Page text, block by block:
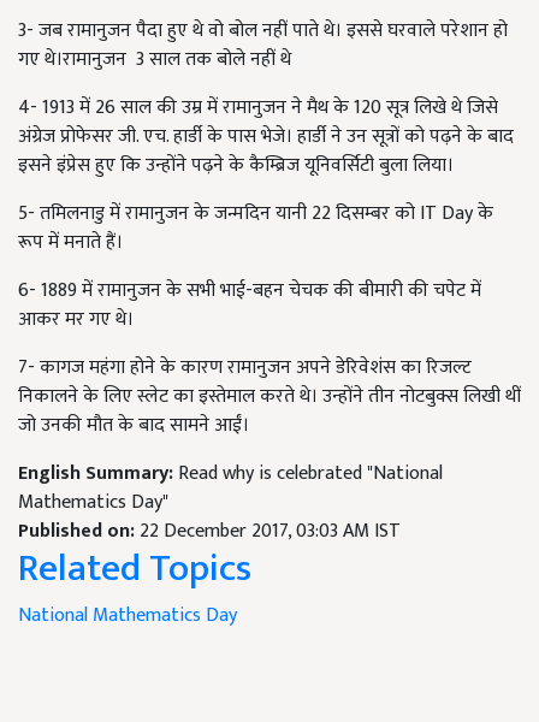
3- जब रामानुजन पैदा हुए थे वो बोल नहीं पाते थे। इससे घरवाले परेशान हो
गए थे।रामानुजन 3 साल तक बोले नहीं थे
4- 1913 में 26 साल की उम्र में रामानुजन ने मैथ के 120 सूत्र लिखे थे जिसे
अंग्रेज प्रोफेसर जी. एच. हार्डी के पास भेजे। हार्डी ने उन सूत्रों को पढ़ने के बाद
इसने इंप्रेस हुए कि उन्होंने पढ़ने के कैम्ब्रिज यूनिवर्सिटी बुला लिया।
5- तमिलनाडु में रामानुजन के जन्मदिन यानी 22 दिसम्बर को IT Day के
रूप में मनाते हैं।
6- 1889 में रामानुजन के सभी भाई-बहन चेचक की बीमारी की चपेट में
आकर मर गए थे।
7- कागज महंगा होने के कारण रामानुजन अपने डेरिवेशंस का रिजल्ट
निकालने के लिए स्लेट का इस्तेमाल करते थे। उन्होंने तीन नोटबुक्स लिखी थीं
जो उनकी मौत के बाद सामने आईं।
English Summary:Read why is celebrated "National
Mathematics Day"
Published on:22 December 2017, 03:03 AM IST
Related Topics
National Mathematics Day